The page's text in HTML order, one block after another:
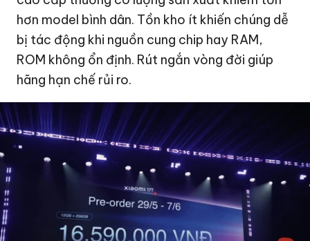
hơn model bình dân. Tồn kho ít khiến chúng dễ
bị tác động khi nguồn cung chip hay RAM,
ROM không ổn định. Rút ngắn vòng đời giúp
hãng hạn chế rủi ro.